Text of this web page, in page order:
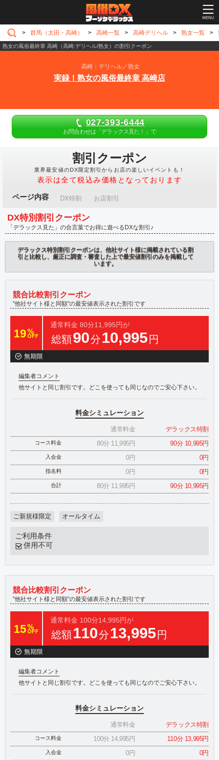
群馬（太田・高崎） 高崎一覧 高崎デリヘル 熟女一覧
熟女の風俗最終章 高崎（高崎:デリヘル/熟女）の割引クーポン
MENU
実録！熟女の風俗最終章 高崎店
高崎 デリヘル 熟女
027-393-6444
お問合わせは「デラックス見た！」で
割引クーポン
業界最安値のDX限定割引からお店の楽しいイベントも！
表示は全て税込み価格となっております
ページ内容 DX特割 お店割引
DX特別割引クーポン
「デラックス見た」の合言葉でお得に遊べるDXな割引♪
デラックス特別割引クーポンは、他社サイト様に掲載されている割
引と比較し、厳正に調査・審査した上で最安値割引のみを掲載して
います。
競合比較割引クーポン
"他社サイト様と同額"の最安値表示された割引です
19%
OFF
通常料金 80分11,995円が
総額90分 10,995 円
無期限
編集者コメント
他サイトと同じ割引です。どこを使っても同じなのでご安心下さい。
料金シミュレーション
通常料金 デラックス特割
コース料金 80分 11,995円 90分 10,995円
入会金 0円 0円
指名料 0円 0円
合計 80分 11,995円 90分 10,995円
ご新規様限定 オールタイム
ご利用条件
併用不可
競合比較割引クーポン
"他社サイト様と同額"の最安値表示された割引です
15%
OFF
通常料金 100分14,995円が
総額110分 13,995 円
無期限
編集者コメント
他サイトと同じ割引です。どこを使っても同じなのでご安心下さい。
料金シミュレーション
通常料金 デラックス特割
コース料金 100分 14,995円 110分 13,995円
入会金 0円 0円